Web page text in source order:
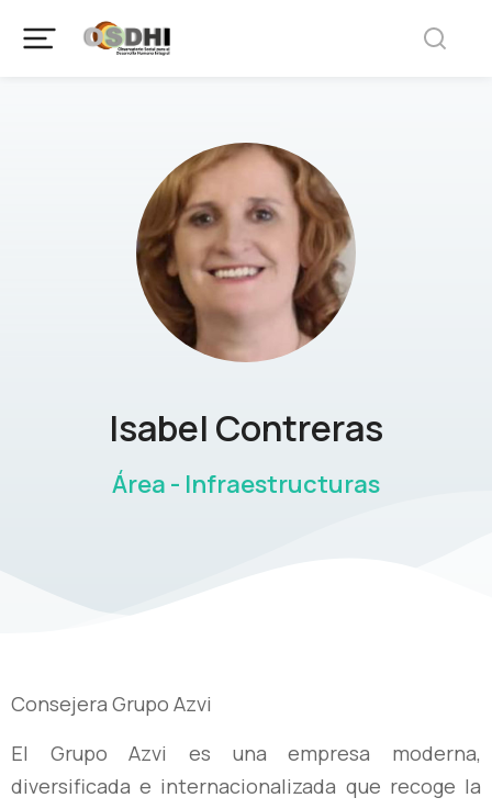
Isabel Contreras
Área - Infraestructuras
Consejera Grupo Azvi
El Grupo Azvi es una empresa moderna,
diversificada e internacionalizada que recoge la